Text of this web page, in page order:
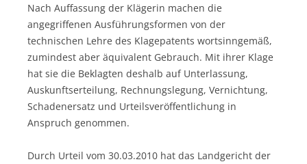
Nach Auffassung der Klägerin machen die
angegriffenen Ausführungsformen von der
technischen Lehre des Klagepatents wortsinngemäß,
zumindest aber äquivalent Gebrauch. Mit ihrer Klage
hat sie die Beklagten deshalb auf Unterlassung,
Auskunftserteilung, Rechnungslegung, Vernichtung,
Schadenersatz und Urteilsveröffentlichung in
Anspruch genommen.
Durch Urteil vom 30.03.2010 hat das Landgericht der